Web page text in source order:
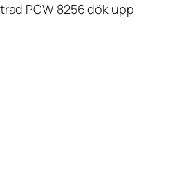
PCW 8256 dök upp